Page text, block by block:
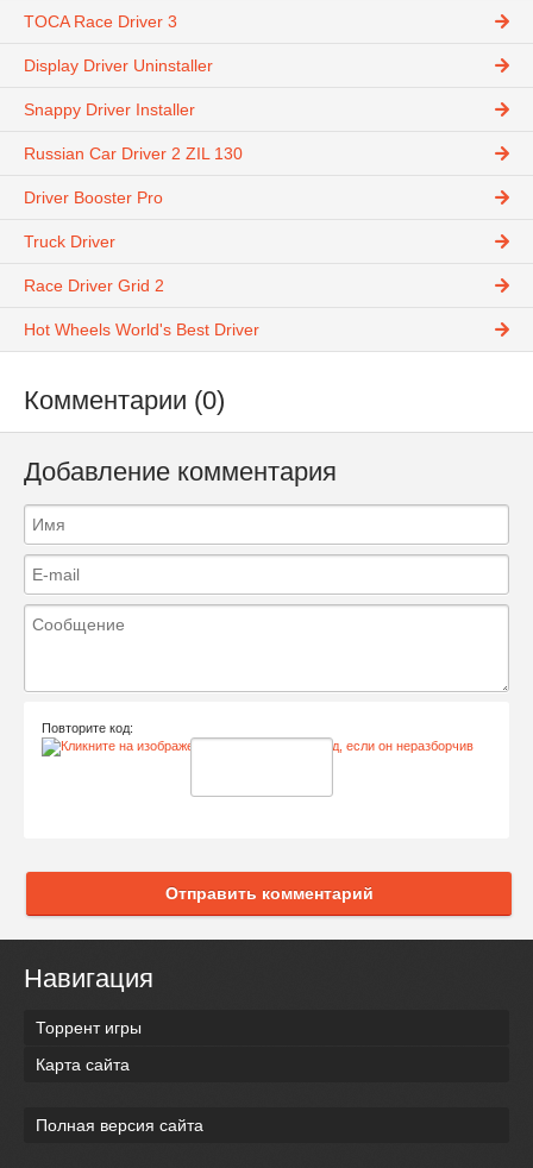
TOCA Race Driver 3
Display Driver Uninstaller
Snappy Driver Installer
Russian Car Driver 2 ZIL 130
Driver Booster Pro
Truck Driver
Race Driver Grid 2
Hot Wheels World's Best Driver
Комментарии (0)
Добавление комментария
Повторите код:
Отправить комментарий
Навигация
Торрент игры
Карта сайта
Полная версия сайта